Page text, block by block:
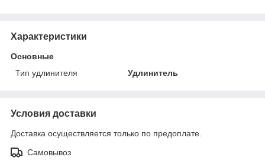
Характеристики
Основные
Тип удлинителя
Удлинитель
Условия доставки
Доставка осуществляется только по предоплате.
Самовывоз